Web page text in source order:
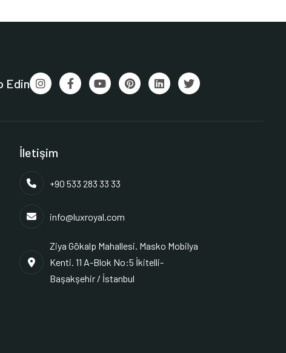
Edin
İletişim
+90 533 283 33 33
info@luxroyal.com
Ziya Gökalp Mahallesi. Masko Mobilya
Kenti. 11 A-Blok No:5 İkitelli-
Başakşehir / İstanbul